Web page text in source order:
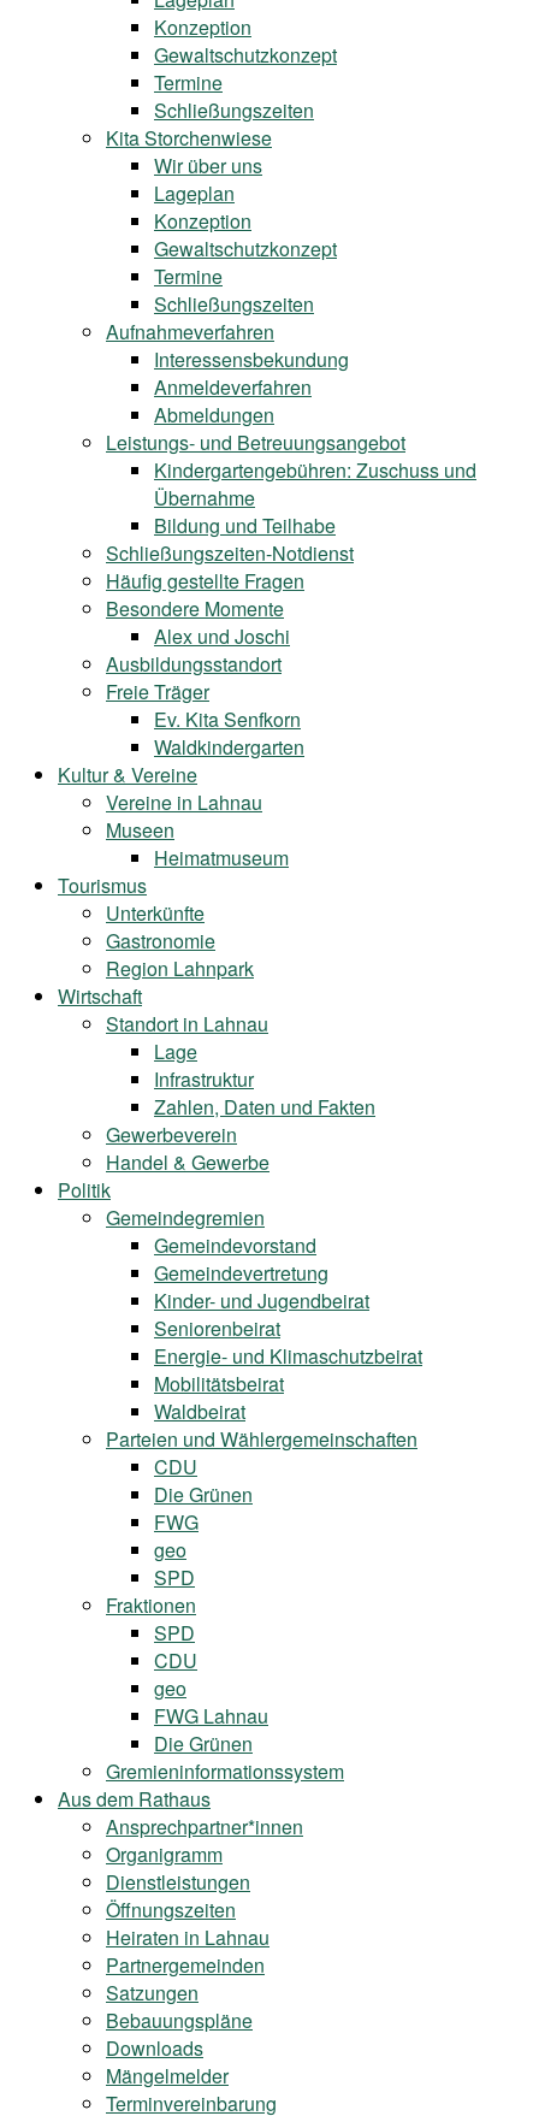
Konzeption
Gewaltschutzkonzept
Termine
Schließungszeiten
Kita Storchenwiese
Wir über uns
Lageplan
Konzeption
Gewaltschutzkonzept
Termine
Schließungszeiten
Aufnahmeverfahren
Interessensbekundung
Anmeldeverfahren
Abmeldungen
Leistungs- und Betreuungsangebot
Kindergartengebühren: Zuschuss und
Übernahme
Bildung und Teilhabe
Schließungszeiten-Notdienst
Häufig gestellte Fragen
Besondere Momente
Alex und Joschi
Ausbildungsstandort
Freie Träger
Ev. Kita Senfkorn
Waldkindergarten
Kultur & Vereine
Vereine in Lahnau
Museen
Heimatmuseum
Tourismus
Unterkünfte
Gastronomie
Region Lahnpark
Wirtschaft
Standort in Lahnau
Lage
Infrastruktur
Zahlen, Daten und Fakten
Gewerbeverein
Handel & Gewerbe
Politik
Gemeindegremien
Gemeindevorstand
Gemeindevertretung
Kinder- und Jugendbeirat
Seniorenbeirat
Energie- und Klimaschutzbeirat
Mobilitätsbeirat
Waldbeirat
Parteien und Wählergemeinschaften
CDU
Die Grünen
FWG
geo
SPD
Fraktionen
SPD
CDU
geo
FWG Lahnau
Die Grünen
Gremieninformationssystem
Aus dem Rathaus
Ansprechpartner*innen
Organigramm
Dienstleistungen
Öffnungszeiten
Heiraten in Lahnau
Partnergemeinden
Satzungen
Bebauungspläne
Downloads
Mängelmelder
Terminvereinbarung